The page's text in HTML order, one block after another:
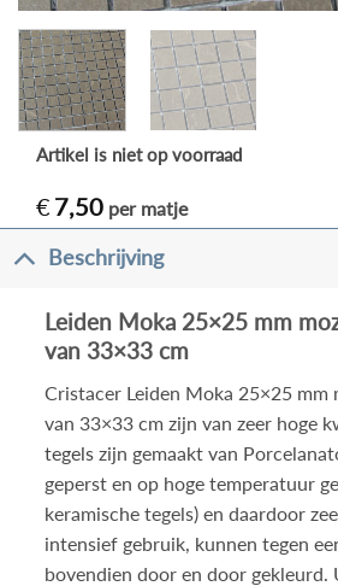
€ 7,50 per matje
Artikel is niet op voorraad
Beschrijving
Leiden Moka 25×25 mm
van 33×33 cm
Cristacer Leiden Moka 25×25 mm
van 33×33 cm zijn van zeer hoge
tegelszijn gemaakt van
geperst en op hoge temperatuur
keramische tegels) en daardoor
intensief gebruik, kunnen tegen
bovendien door en door gekleurd.